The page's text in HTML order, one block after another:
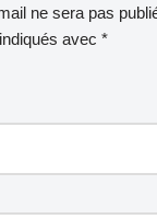
ne sera pas
avec *